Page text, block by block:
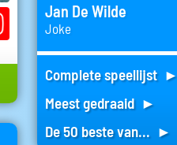
Jan De Wilde
Joke
Complete speellijst ►
Meest gedraaid ►
De 50 beste van... ►